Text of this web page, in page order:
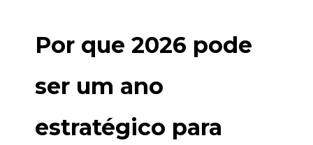
Por que 2026 pode
ser um ano
estratégico para